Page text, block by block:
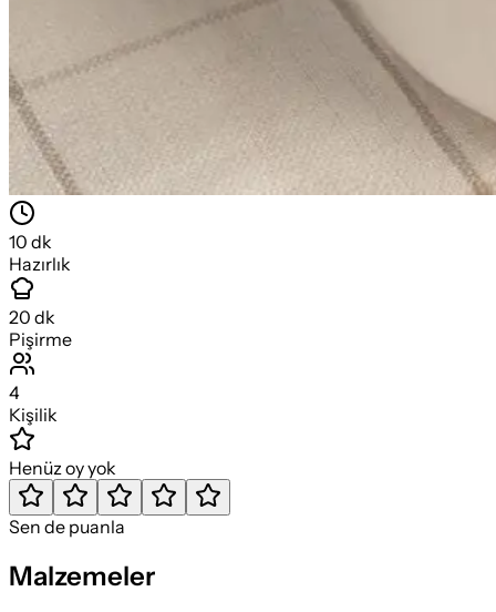
10 dk
Hazırlık
20 dk
Pişirme
4
Kişilik
Henüz oy yok
Sen de puanla
Malzemeler